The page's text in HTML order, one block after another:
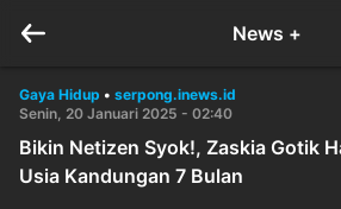
News +
Gaya Hidup • serpong.inews.id
Senin, 20 Januari 2025 - 02:40
Bikin Netizen Syok!, Zaskia Gotik
Usia Kandungan 7 Bulan